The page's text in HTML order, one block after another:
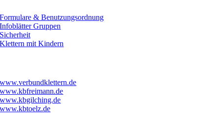
Formulare & Benutzungsordnung
Infoblätter Gruppen
Sicherheit
Klettern mit Kindern
www.verbundklettern.de
www.kbfreimann.de
www.kbgilching.de
www.kbtoelz.de